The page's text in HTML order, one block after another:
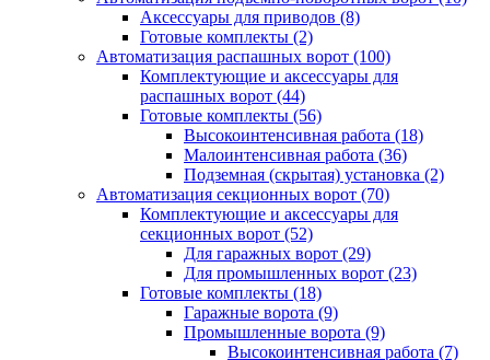
Аксессуары для приводов (8)
Готовые комплекты (2)
Автоматизация распашных ворот (100)
Комплектующие и аксессуары для
распашных ворот (44)
Готовые комплекты (56)
Высокоинтенсивная работа (18)
Малоинтенсивная работа (36)
Подземная (скрытая) установка (2)
Автоматизация секционных ворот (70)
Комплектующие и аксессуары для
секционных ворот (52)
Для гаражных ворот (29)
Для промышленных ворот (23)
Готовые комплекты (18)
Гаражные ворота (9)
Промышленные ворота (9)
Высокоинтенсивная работа (7)